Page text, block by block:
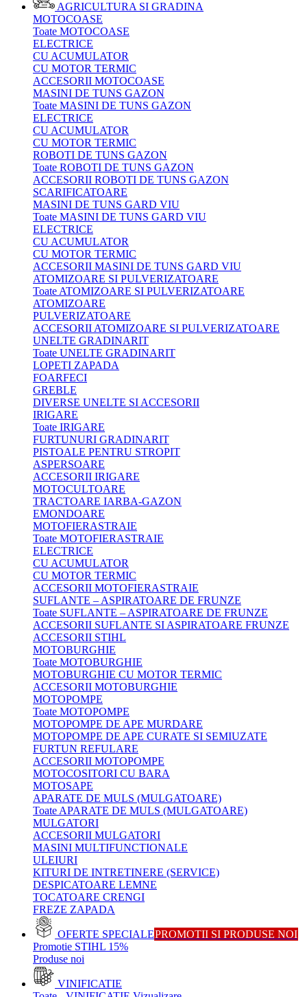
AGRICULTURA SI GRADINA
MOTOCOASE
Toate MOTOCOASE
ELECTRICE
CU ACUMULATOR
CU MOTOR TERMIC
ACCESORII MOTOCOASE
MASINI DE TUNS GAZON
Toate MASINI DE TUNS GAZON
ELECTRICE
CU ACUMULATOR
CU MOTOR TERMIC
ROBOTI DE TUNS GAZON
Toate ROBOTI DE TUNS GAZON
ACCESORII ROBOTI DE TUNS GAZON
SCARIFICATOARE
MASINI DE TUNS GARD VIU
Toate MASINI DE TUNS GARD VIU
ELECTRICE
CU ACUMULATOR
CU MOTOR TERMIC
ACCESORII MASINI DE TUNS GARD VIU
ATOMIZOARE SI PULVERIZATOARE
Toate ATOMIZOARE SI PULVERIZATOARE
ATOMIZOARE
PULVERIZATOARE
ACCESORII ATOMIZOARE SI PULVERIZATOARE
UNELTE GRADINARIT
Toate UNELTE GRADINARIT
LOPETI ZAPADA
FOARFECI
GREBLE
DIVERSE UNELTE SI ACCESORII
IRIGARE
Toate IRIGARE
FURTUNURI GRADINARIT
PISTOALE PENTRU STROPIT
ASPERSOARE
ACCESORII IRIGARE
MOTOCULTOARE
TRACTOARE IARBA-GAZON
EMONDOARE
MOTOFIERASTRAIE
Toate MOTOFIERASTRAIE
ELECTRICE
CU ACUMULATOR
CU MOTOR TERMIC
ACCESORII MOTOFIERASTRAIE
SUFLANTE – ASPIRATOARE DE FRUNZE
Toate SUFLANTE – ASPIRATOARE DE FRUNZE
ACCESORII SUFLANTE SI ASPIRATOARE FRUNZE
ACCESORII STIHL
MOTOBURGHIE
Toate MOTOBURGHIE
MOTOBURGHIE CU MOTOR TERMIC
ACCESORII MOTOBURGHIE
MOTOPOMPE
Toate MOTOPOMPE
MOTOPOMPE DE APE MURDARE
MOTOPOMPE DE APE CURATE SI SEMIUZATE
FURTUN REFULARE
ACCESORII MOTOPOMPE
MOTOCOSITORI CU BARA
MOTOSAPE
APARATE DE MULS (MULGATOARE)
Toate APARATE DE MULS (MULGATOARE)
MULGATORI
ACCESORII MULGATORI
MASINI MULTIFUNCTIONALE
ULEIURI
KITURI DE INTRETINERE (SERVICE)
DESPICATOARE LEMNE
TOCATOARE CRENGI
FREZE ZAPADA
OFERTE SPECIALEPROMOTII SI PRODUSE NOI
Promotie STIHL 15%
Produse noi
VINIFICATIE